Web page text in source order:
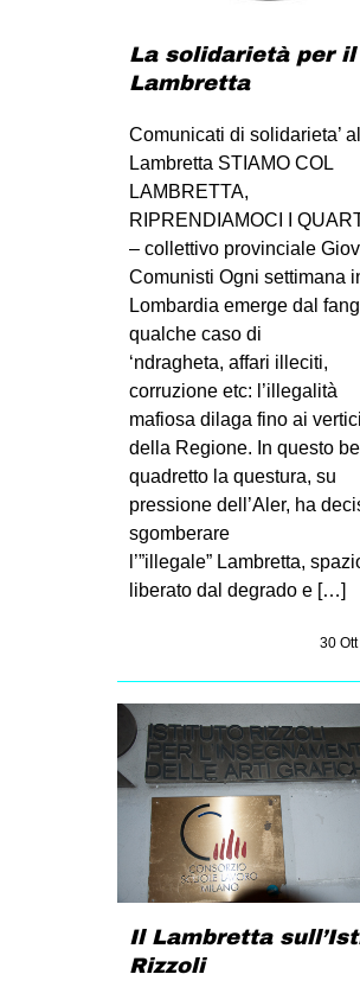
La solidarietà per il
Lambretta
Comunicati di solidarieta’ al
Lambretta STIAMO COL
LAMBRETTA,
RIPRENDIAMOCI I
– collettivo provinciale
Comunisti Ogni settimana
Lombardia emerge dal
qualche caso di
‘ndragheta, affari illeciti,
corruzione etc: l’illegalità
mafiosa dilaga fino ai vertici
della Regione. In questo bel
quadretto la questura, su
pressione dell’Aler, ha
sgomberare
l’”illegale” Lambretta,
liberato dal degrado e […]
30
Il Lambretta
Rizzoli